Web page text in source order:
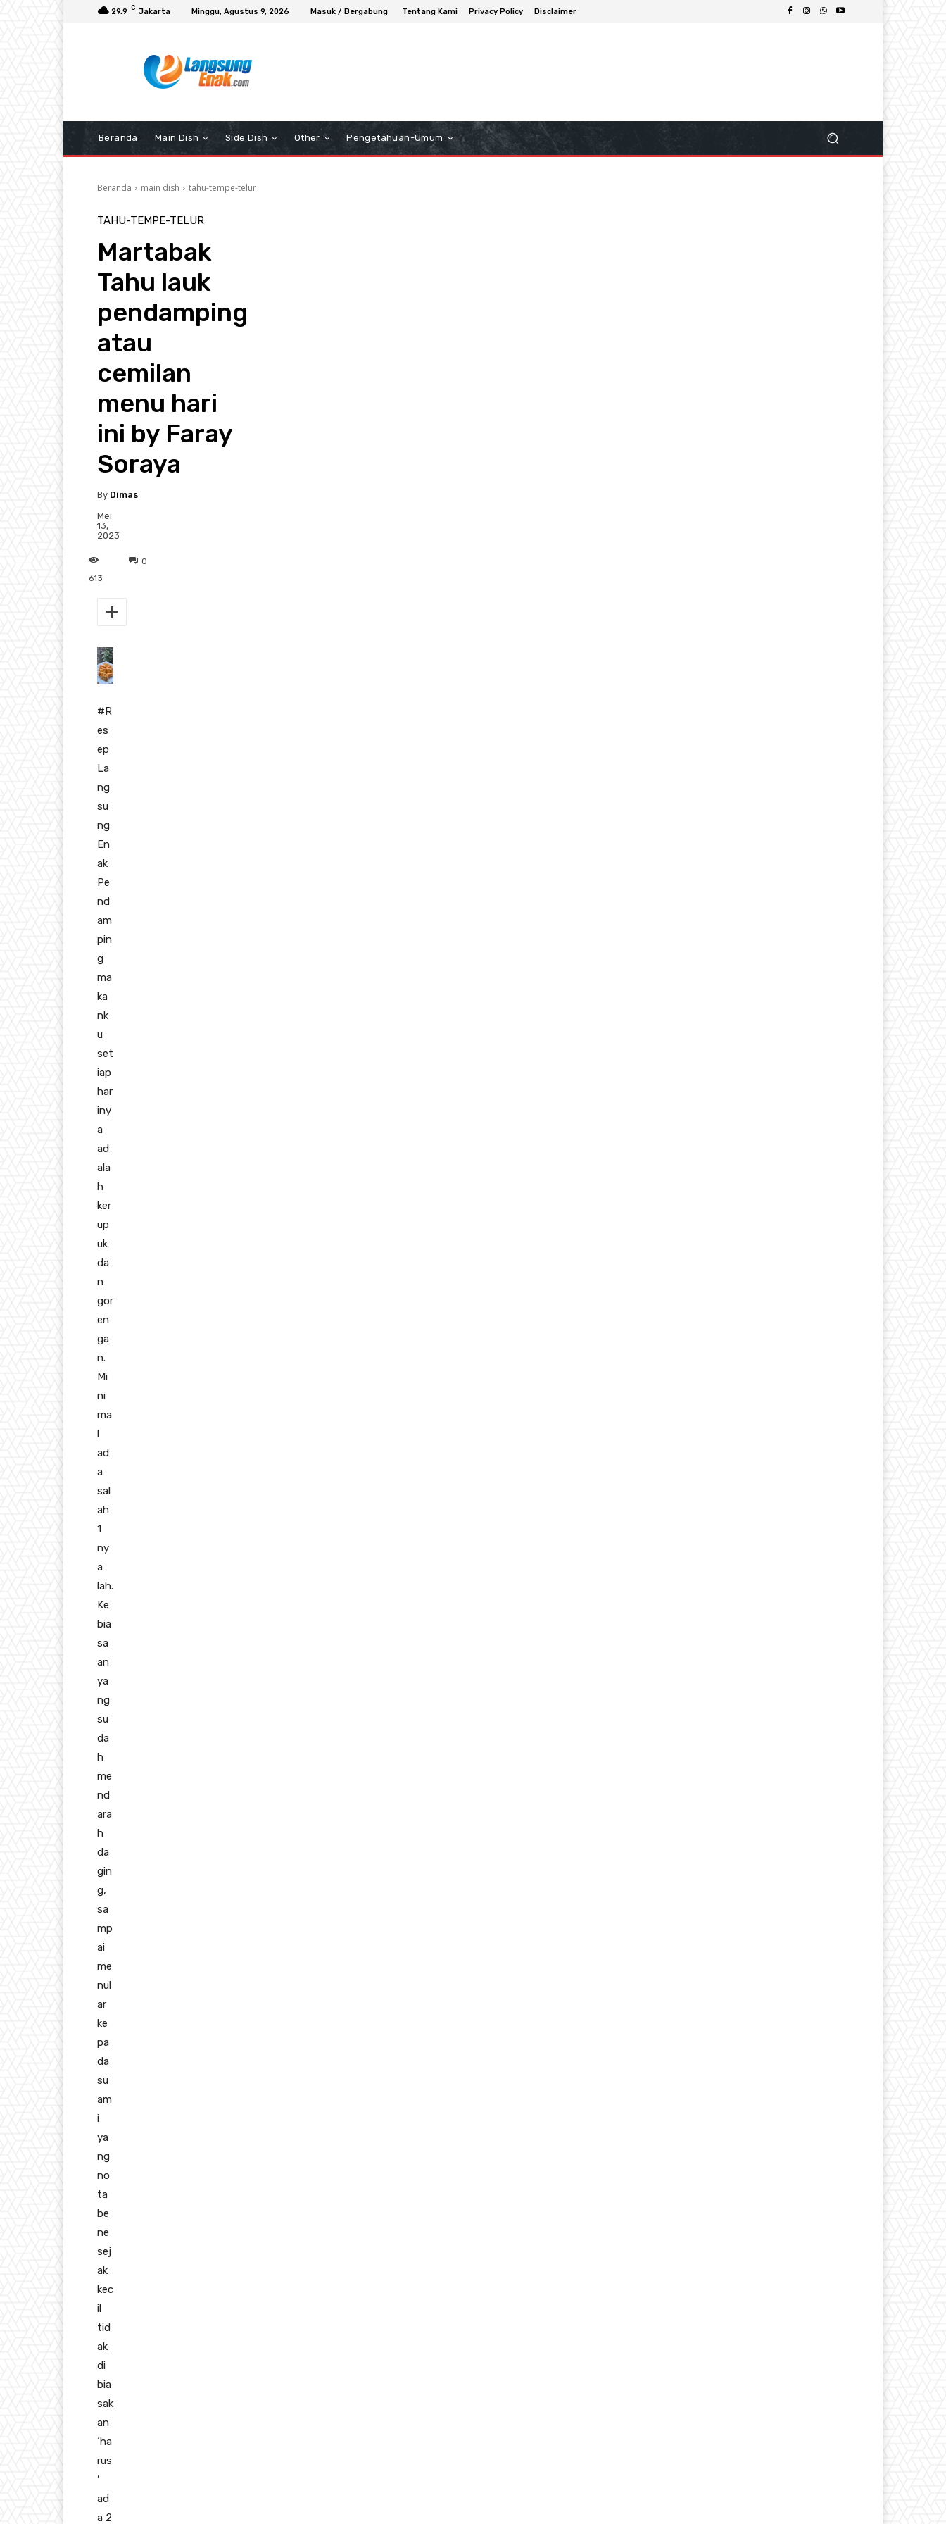
29.9 C Jakarta Minggu, Agustus 9, 2026 Masuk / Bergabung Tentang Kami Privacy Policy Disclaimer
Beranda Main Dish Side Dish Other Pengetahuan-Umum
Beranda main dish tahu-tempe-telur
TAHU-TEMPE-TELUR
Martabak
Tahu lauk
pendamping
atau
cemilan
menu hari
ini by Faray
Soraya
By Dimas
Mei
13,
2023
0
613
#R
es
ep
La
ng
su
ng
En
ak
Pe
nd
am
pin
g
ma
ka
nk
u
set
iap
har
iny
a
ad
ala
h
ker
up
uk
da
n
gor
en
ga
n.
Mi
ni
ma
l
ad
a
sal
ah
1
ny
a
lah.
Ke
bia
sa
an
ya
ng
su
da
h
me
nd
ara
h
da
gin
g,
sa
mp
ai
me
nul
ar
ke
pa
da
su
am
i
ya
ng
no
ta
be
ne
sej
ak
kec
il
tid
ak
di
bia
sak
an
‘ha
rus
’
ad
a 2